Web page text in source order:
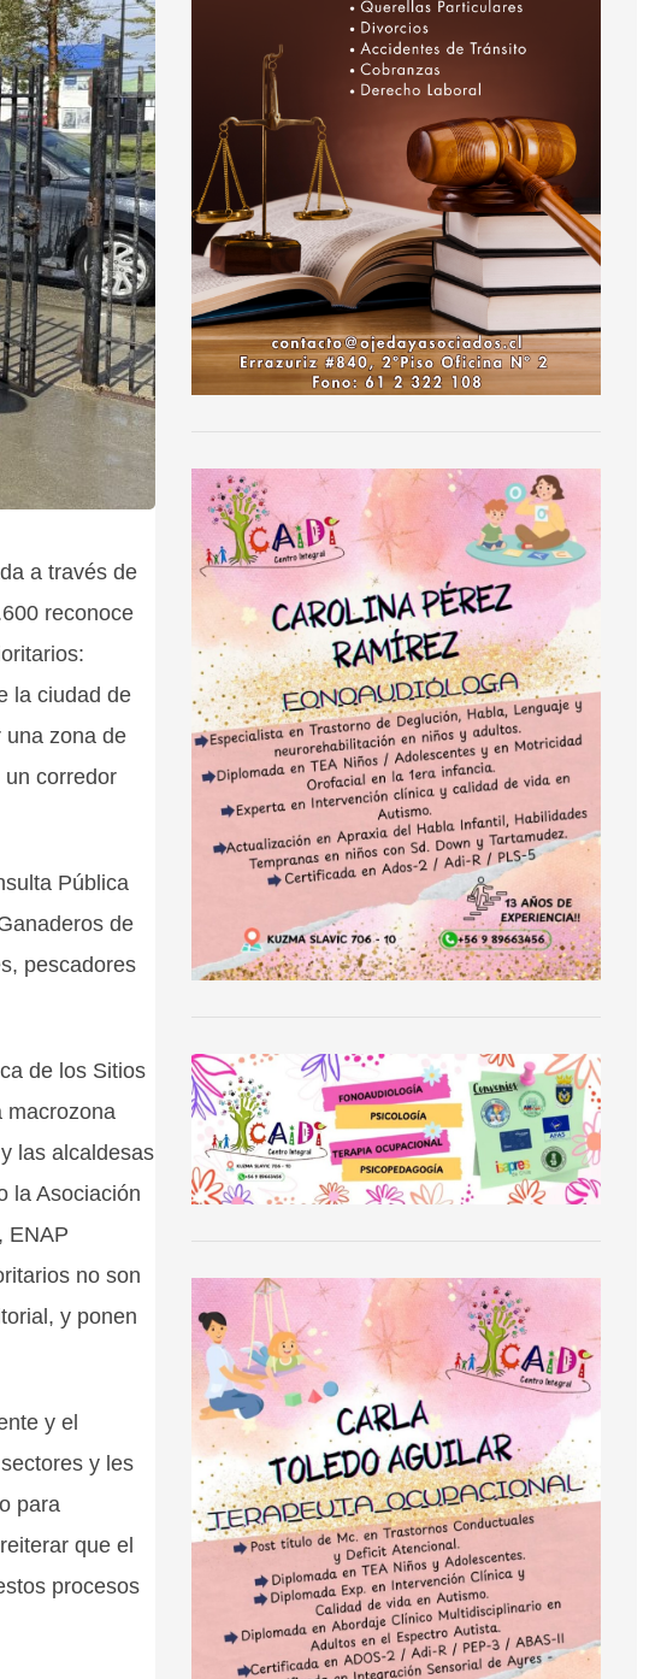
a través de
reconoce
la ciudad de
una zona de
corredor
Pública
de
pescadores
de los Sitios
macrozona
las alcaldesas
la Asociación
ENAP
no son
y ponen
y el
y les
para
que el
procesos